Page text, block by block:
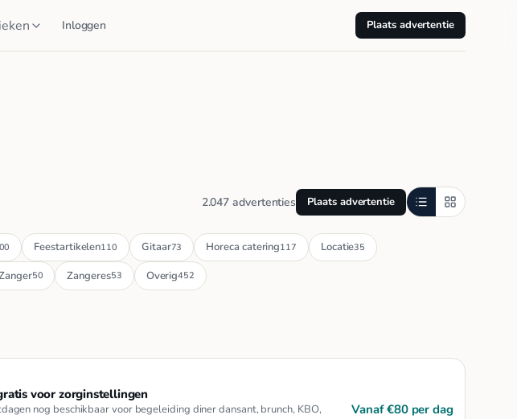
Inloggen Plaats advertentie
2.047 advertenties Plaats advertentie
Feestartikelen110 Gitaar73 Horeca catering117 Locatie35
50 Zangeres53 Overig452
voor zorginstellingen
nog beschikbaar voor begeleiding diner dansant, brunch, KBO,
Vanaf €80 per dag